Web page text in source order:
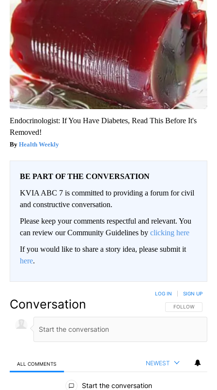
Endocrinologist: If You Have Diabetes, Read This Before It's
Removed!
Health Weekly
BE PART OF THE CONVERSATION
KVIA ABC 7 is committed to providing a forum for civil
and constructive conversation.
Please keep your comments respectful and relevant. You
can review our Community Guidelines by clicking here
If you would like to share a story idea, please submit it
here.
Conversation FOLLOW THIS
FOLLOW
LOG IN SIGN UP
ALL COMMENTS NEWEST
All Comments
Start the conversation